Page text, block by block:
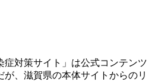
症対策サイト」は公式コンテンツ
が、滋賀県の本体サイトからのリ